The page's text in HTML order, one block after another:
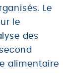
Le
le
des
alimentaire